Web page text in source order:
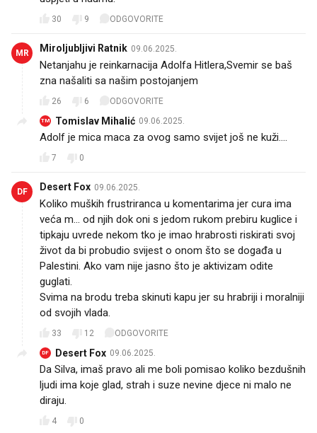
30 9 ODGOVORITE
MR Miroljubljivi Ratnik 09.06.2025.
Netanjahu je reinkarnacija Adolfa Hitlera,Svemir se baš
zna našaliti sa našim postojanjem
26 6 ODGOVORITE
TM Tomislav Mihalić 09.06.2025.
Adolf je mica maca za ovog samo svijet još ne kuži....
7 0
DF Desert Fox 09.06.2025.
Koliko muških frustriranca u komentarima jer cura ima
veća m... od njih dok oni s jedom rukom prebiru kuglice i
tipkaju uvrede nekom tko je imao hrabrosti riskirati svoj
život da bi probudio svijest o onom što se događa u
Palestini. Ako vam nije jasno što je aktivizam odite
guglati.
Svima na brodu treba skinuti kapu jer su hrabriji i moralniji
od svojih vlada.
33 12 ODGOVORITE
DF Desert Fox 09.06.2025.
Da Silva, imaš pravo ali me boli pomisao koliko bezdušnih
ljudi ima koje glad, strah i suze nevine djece ni malo ne
diraju.
4 0